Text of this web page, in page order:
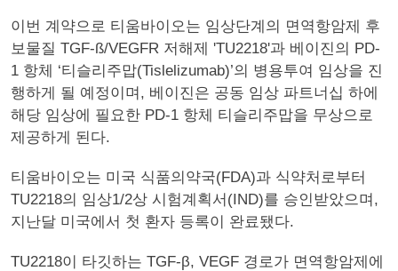
이번 계약으로 티움바이오는 임상단계의 면역항암제 후
보물질 TGF-ß/VEGFR 저해제 'TU2218'과 베이진의 PD-
1 항체 ‘티슬리주맙(Tislelizumab)’의 병용투여 임상을 진
행하게 될 예정이며, 베이진은 공동 임상 파트너십 하에
해당 임상에 필요한 PD-1 항체 티슬리주맙을 무상으로
제공하게 된다.
티움바이오는 미국 식품의약국(FDA)과 식약처로부터
TU2218의 임상1/2상 시험계획서(IND)를 승인받았으며,
지난달 미국에서 첫 환자 등록이 완료됐다.
TU2218이 타깃하는 TGF-β, VEGF 경로가 면역항암제에